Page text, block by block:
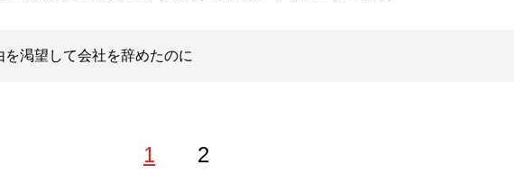
を渇望して会社を辞めたのに
1 2